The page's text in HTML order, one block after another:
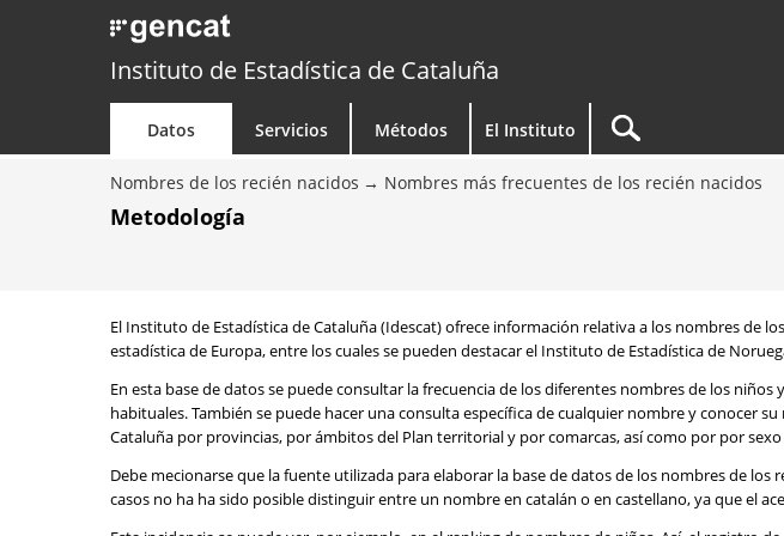
Instituto de Estadística de Cataluña
Datos Servicios Métodos El Instituto
Nombres de los recién nacidos Nombres más frecuentes de los recién nacidos
Metodología
El Instituto de Estadística de Cataluña (Idescat) ofrece información relativa a los nombres de
estadística de Europa, entre los cuales se pueden destacar el Instituto de Estadística de
En esta base de datos se puede consultar la frecuencia de los diferentes nombres de los
habituales. También se puede hacer una consulta específica de cualquier nombre y conocer
Cataluña por provincias, por ámbitos del Plan territorial y por comarcas, así como por por
Debe mecionarse que la fuente utilizada para elaborar la base de datos de los nombres de
casos no ha ha sido posible distinguir entre un nombre en catalán o en castellano, ya que el